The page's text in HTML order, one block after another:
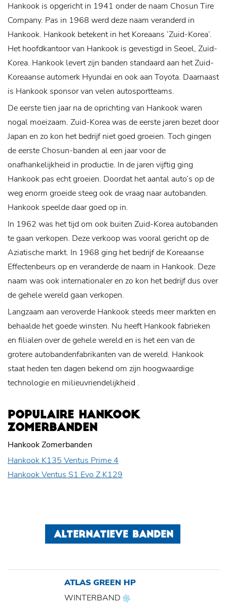
Hankook is opgericht in 1941 onder de naam Chosun Tire
Company. Pas in 1968 werd deze naam veranderd in
Hankook. Hankook betekent in het Koreaans ‘Zuid-Korea’.
Het hoofdkantoor van Hankook is gevestigd in Seoel, Zuid-
Korea. Hankook levert zijn banden standaard aan het Zuid-
Koreaanse automerk Hyundai en ook aan Toyota. Daarnaast
is Hankook sponsor van velen autosportteams.
De eerste tien jaar na de oprichting van Hankook waren
nogal moeizaam. Zuid-Korea was de eerste jaren bezet door
Japan en zo kon het bedrijf niet goed groeien. Toch gingen
de eerste Chosun-banden al een jaar voor de
onafhankelijkheid in productie. In de jaren vijftig ging
Hankook pas echt groeien. Doordat het aantal auto’s op de
weg enorm groeide steeg ook de vraag naar autobanden.
Hankook speelde daar goed op in.
In 1962 was het tijd om ook buiten Zuid-Korea autobanden
te gaan verkopen. Deze verkoop was vooral gericht op de
Aziatische markt. In 1968 ging het bedrijf de Koreaanse
Effectenbeurs op en veranderde de naam in Hankook. Deze
naam was ook internationaler en zo kon het bedrijf dus over
de gehele wereld gaan verkopen.
Langzaam aan veroverde Hankook steeds meer markten en
behaalde het goede winsten. Nu heeft Hankook fabrieken
en filialen over de gehele wereld en is het een van de
grotere autobandenfabrikanten van de wereld. Hankook
staat heden ten dagen bekend om zijn hoogwaardige
technologie en milieuvriendelijkheid .
POPULAIRE HANKOOK
ZOMERBANDEN
Hankook Zomerbanden
Hankook K135 Ventus Prime 4
Hankook Ventus S1 Evo Z K129
ALTERNATIEVE BANDEN
ATLAS GREEN HP
WINTERBAND